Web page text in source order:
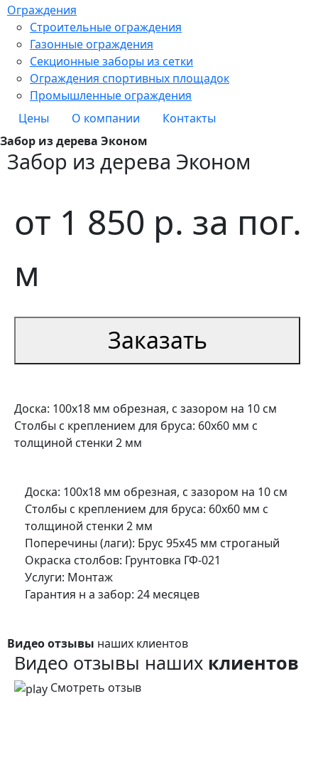
Ограждения
Строительные ограждения
Газонные ограждения
Секционные заборы из сетки
Ограждения спортивных площадок
Промышленные ограждения
Цены
О компании
Контакты
Забор из дерева Эконом
Забор из дерева Эконом
от 1 850 р. за пог.
м
Заказать
Доска: 100х18 мм обрезная, с зазором на 10 см
Столбы с креплением для бруса: 60х60 мм с
толщиной стенки 2 мм
Доска: 100х18 мм обрезная, с зазором на 10 см
Столбы с креплением для бруса: 60х60 мм с
толщиной стенки 2 мм
Поперечины (лаги): Брус 95х45 мм строганый
Окраска столбов: Грунтовка ГФ-021
Услуги: Монтаж
Гарантия н а забор: 24 месяцев
Видео отзывы наших клиентов
Видео отзывы наших клиентов
Смотреть отзыв